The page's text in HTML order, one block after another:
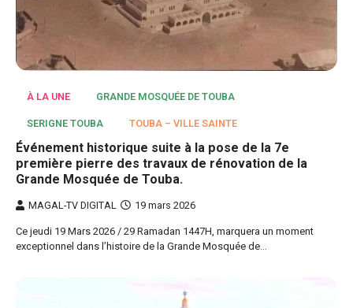
À LA UNE GRANDE MOSQUÉE DE TOUBA
SERIGNE TOUBA TOUBA – VILLE SAINTE
Événement historique suite à la pose de la 7e
première pierre des travaux de rénovation de la
Grande Mosquée de Touba.
MAGAL-TV DIGITAL 19 mars 2026
Ce jeudi 19 Mars 2026 / 29 Ramadan 1447H, marquera un moment
exceptionnel dans l’histoire de la Grande Mosquée de…